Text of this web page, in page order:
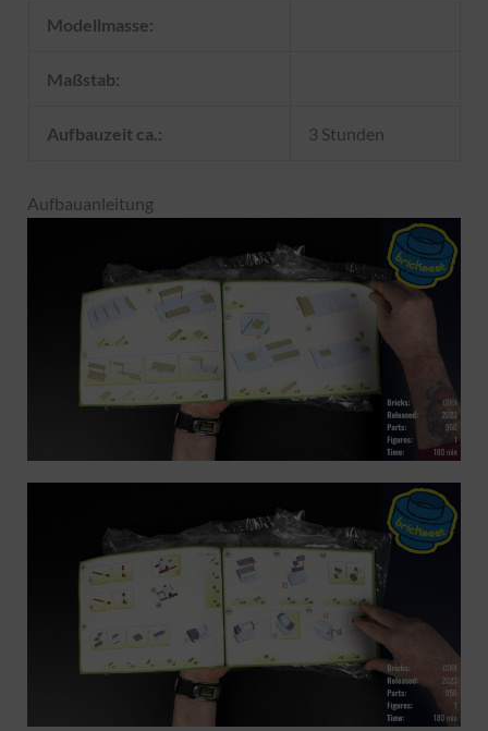
Modellmasse:
Maßstab:
Aufbauzeit ca.: 3 Stunden
Aufbauanleitung